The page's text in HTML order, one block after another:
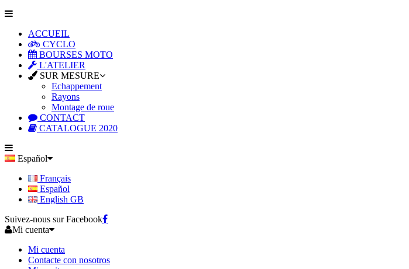
ACCUEIL
CYCLO
BOURSES MOTO
L'ATELIER
SUR MESURE
Echappement
Rayons
Montage de roue
CONTACT
CATALOGUE 2020
Español
Français
Español
English GB
Suivez-nous sur Facebook
Mi cuenta
Mi cuenta
Contacte con nosotros